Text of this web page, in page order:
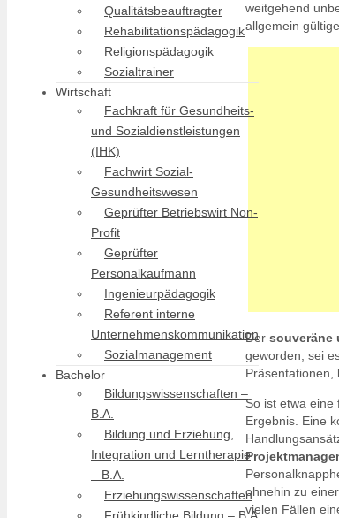
weitgehend
allgemein
Der souveräne
geworden, sei
Präsentationen,
So ist etwa eine
Ergebnis. Eine
ohnehin zu
vielen Fällen
Qualitätsbeauftragter
Rehabilitationspädagogik
Religionspädagogik
Sozialtrainer
Wirtschaft
Fachkraft für Gesundheits-
und Sozialdienstleistungen
(IHK)
Fachwirt Sozial-
Gesundheitswesen
Geprüfter Betriebswirt Non-
Profit
Geprüfter
Personalkaufmann
Ingenieurpädagogik
Referent interne
Unternehmenskommunikation
Sozialmanagement
Bachelor
Bildungswissenschaften –
B.A.
Bildung und Erziehung,
Integration und Lerntherapie
– B.A.
Erziehungswissenschaften